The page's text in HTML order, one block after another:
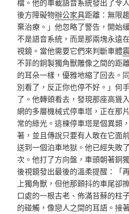
檔。他的車載語音系統發出了令
後方障礙物辦公家具距離：無限
棄治療。」他忽略了警告，開始
不是語音系統，而是那兩塊永遠
視鏡。當他需要它們來判斷車體
不菲的銅製獨角獸雕像之間的距
的耳朵一樣，優雅地縮了回去。
別看了，反正你也停不好。」何
了。他轉頭看去，發現那座高聳
網的多層機械式停車塔，正在那
常的綠光。這棟停車塔是個異類
著，並且傳說只要有人敢在它面
送到一個泊車地獄。他已經失敗
次。他打了方向盤，車頭朝著銅
後視鏡發出最後的溫柔提醒：「
上獨角獸，但他那顫抖的車尾卻
口處的一根古老、佈滿苔蘚的柱
的碰觸，像戀人之間的耳語。接